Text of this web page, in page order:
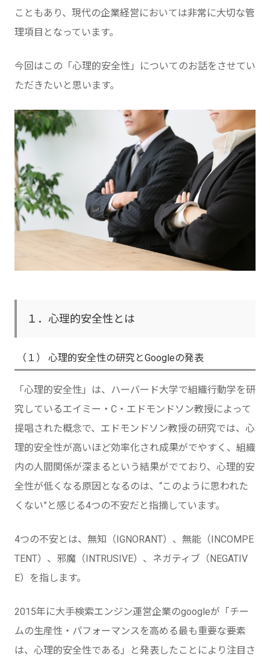
こともあり、現代の企業経営においては非常に大切な管
理項目となっています。
今回はこの「心理的安全性」についてのお話をさせてい
ただきたいと思います。
１．心理的安全性とは
（１） 心理的安全性の研究とGoogleの発表
「心理的安全性」は、ハーバード大学で組織行動学を研
究しているエイミー・C・エドモンドソン教授によって
提唱された概念で、エドモンドソン教授の研究では、心
理的安全性が高いほど効率化され成果がでやすく、組織
内の人間関係が深まるという結果がでており、心理的安
全性が低くなる原因となるのは、“このように思われた
くない”と感じる4つの不安だと指摘しています。
4つの不安とは、無知（IGNORANT）、無能（INCOMPE
TENT）、邪魔（INTRUSIVE）、ネガティブ（NEGATIV
E）を指します。
2015年に大手検索エンジン運営企業のgoogleが「チー
ムの生産性・パフォーマンスを高める最も重要な要素
は、心理的安全性である」と発表したことにより注目さ